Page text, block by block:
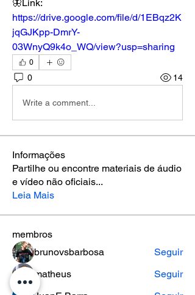
https://drive.google.com/file/d/1EBqz2K
jqGJKpp-DmrY-
03WnyQ9k4o_WQ/view?usp=sharing
0
0 14
Write a comment...
Informações
Partilhe ou encontre materiais de áudio
e vídeo não oficiais...
Leia Mais
membros
brunovsbarbosa
Seguir
matheus
Seguir